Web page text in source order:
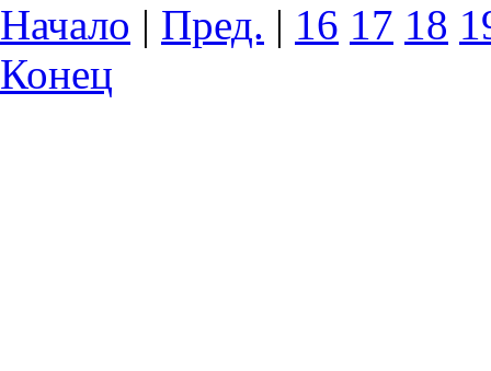
Начало | Пред. | 16 17 18
Конец